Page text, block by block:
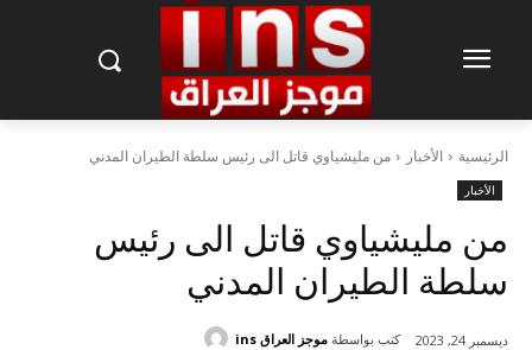
الرئيسية الأخبار من مليشياوي قاتل الى رئيس سلطة الطيران المدني
الأخبار
من مليشياوي قاتل الى رئيس
سلطة الطيران المدني
ديسمبر 24, 2023 كتب بواسطة موجز العراق ins